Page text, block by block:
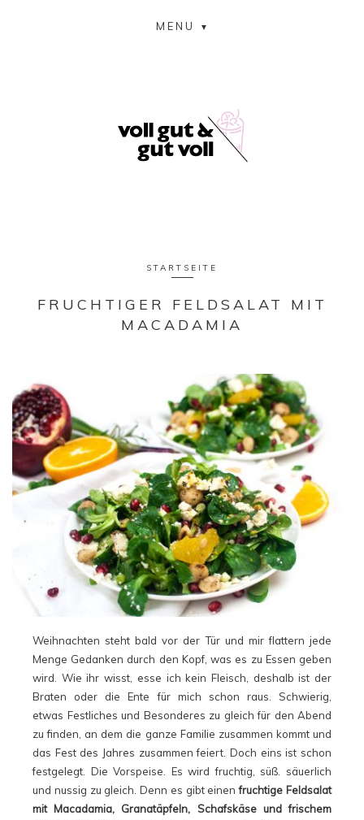
MENU
STARTSEITE
FRUCHTIGER FELDSALAT MIT
MACADAMIA
Weihnachten steht bald vor der Tür und mir flattern jede
Menge Gedanken durch den Kopf, was es zu Essen geben
wird. Wie ihr wisst, esse ich kein Fleisch, deshalb ist der
Braten oder die Ente für mich schon raus. Schwierig,
etwas Festliches und Besonderes zu gleich für den Abend
zu finden, an dem die ganze Familie zusammen kommt und
das Fest des Jahres zusammen feiert. Doch eins ist schon
festgelegt. Die Vorspeise. Es wird fruchtig, süß. säuerlich
und nussig zu gleich. Denn es gibt einenfruchtige Feldsalat
mit Macadamia, Granatäpfeln, Schafskäse und frischem